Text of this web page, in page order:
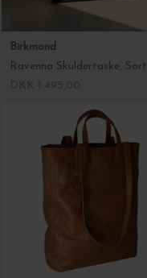
Birkmond
Ravenna Skuldertaske, Sort